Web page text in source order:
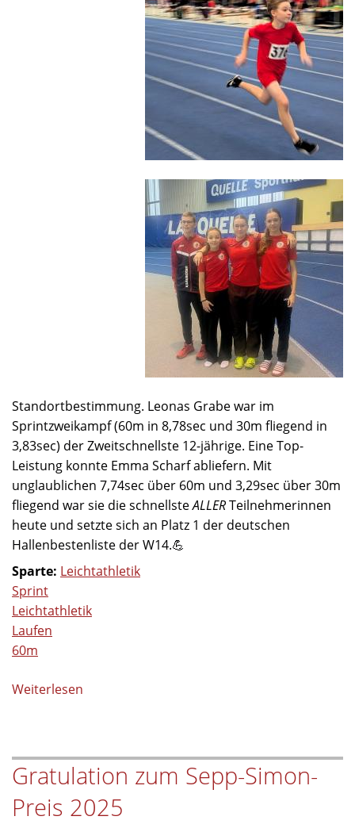
Standortbestimmung. Leonas Grabe war im
Sprintzweikampf (60m in 8,78sec und 30m fliegend in
3,83sec) der Zweitschnellste 12-jährige. Eine Top-
Leistung konnte Emma Scharf abliefern. Mit
unglaublichen 7,74sec über 60m und 3,29sec über 30m
fliegend war sie die schnellsteALLERTeilnehmerinnen
heute und setzte sich an Platz 1 der deutschen
Hallenbestenliste der W14.💪
Sparte: Leichtathletik
Sprint
Leichtathletik
Laufen
60m
Weiterlesen
Gratulation zum Sepp-Simon-
Preis 2025